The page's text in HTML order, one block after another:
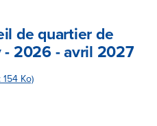
de quartier de
2026 - avril 2027
154 Ko)